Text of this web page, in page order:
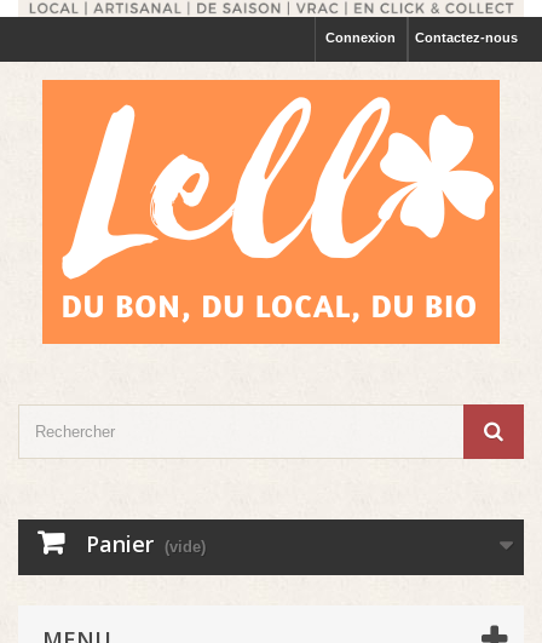
Contactez-nous
Connexion
Panier (vide)